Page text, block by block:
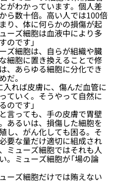
がわかっています。個人差
ら数十倍。高い人では100倍
り、体に何らかの損傷が起
ーズ細胞は血液中により多
のです」
ズ細胞は、自らが組織や臓
細胞に置き換えることで修
、あらゆる細胞に分化でき
だ。
入れば皮膚に、傷んだ血管に
ていく。そうやって自然に
のです」
言っても、手の皮膚で胃壁
あるいは、損傷した細胞を
し、がん化しても困る。そ
要な量だけ適切に組成され
ミューズ細胞ではそれも人
。ミューズ細胞が「場の論
ーズ細胞だけでは賄えない